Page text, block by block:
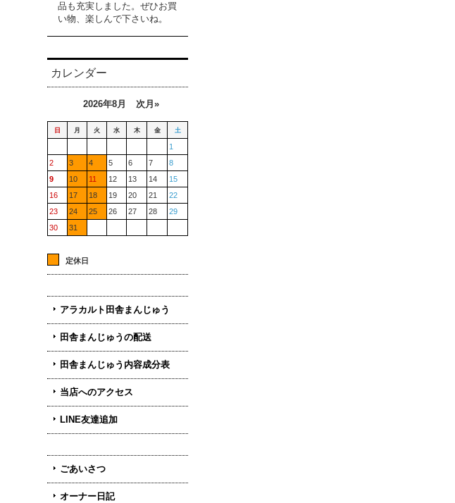
品も充実しました。ぜひお買
い物、楽しんで下さいね。
カレンダー
2026年8月 次月»
日 月 火 水 木 金 土
1
2
3 4 5 6 7
8
9
10 11 12 13 14
15
16
17 18 19 20 21
22
23
24 25 26 27 28
29
30
31
定休日
アラカルト田舎まんじゅう
田舎まんじゅうの配送
田舎まんじゅう内容成分表
当店へのアクセス
LINE友達追加
ごあいさつ
オーナー日記